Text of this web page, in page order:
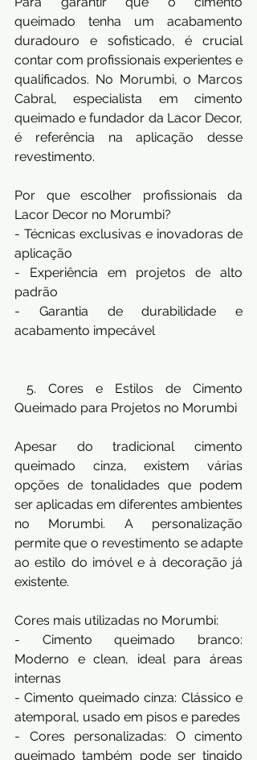
queimado tenha um acabamento
duradouro e sofisticado, é crucial
contar com profissionais experientes e
qualificados. No Morumbi, o Marcos
Cabral, especialista em cimento
queimado e fundador da Lacor Decor,
é referência na aplicação desse
revestimento.
Por que escolher profissionais da
Lacor Decor no Morumbi?
- Técnicas exclusivas e inovadoras de
aplicação
- Experiência em projetos de alto
padrão
- Garantia de durabilidade e
acabamento impecável
5. Cores e Estilos de Cimento
Queimado para Projetos no Morumbi
Apesar do tradicional cimento
queimado cinza, existem várias
opções de tonalidades que podem
ser aplicadas em diferentes ambientes
no Morumbi. A personalização
permite que o revestimento se adapte
ao estilo do imóvel e à decoração já
existente.
Cores mais utilizadas no Morumbi:
- Cimento queimado branco:
Moderno e clean, ideal para áreas
internas
- Cimento queimado cinza: Clássico e
atemporal, usado em pisos e paredes
- Cores personalizadas: O cimento
queimado também pode ser tingido